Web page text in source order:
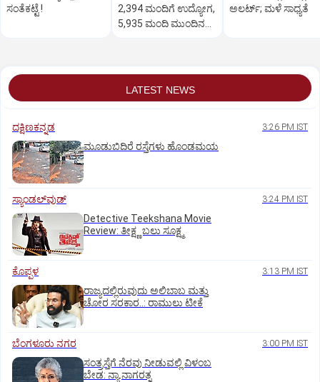
ಸಂತೆಕಟ್ಟೆ !
2,394 ಮಂದಿಗೆ ಉದ್ಯೋಗ,
5,935 ಮಂದಿ ಮುಂದಿನ
ಅಲರ್ಟ್‌; ಮಳೆ ಸಾಧ್ಯತೆ
LATEST NEWS
ದಕ್ಷಿಣಕನ್ನಡ 3:26 PM IST
ಮೂಡುಬಿದಿರೆ ರಸ್ತೆಗಳು ಹೊಂಡಮಯ
ಸ್ಯಾಂಡಲ್‌ವುಡ್‌ 3:24 PM IST
Detective Teekshana Movie
Review: ತೀಕ್ಷ್ಣ ಬಲು ಸೂಕ್ಷ್ಮ
ಕೊಪ್ಪಳ 3:13 PM IST
ರಾಜ್ಯದಲ್ಲಿರುವುದು ಅಲಿಬಾಬ ಮತ್ತು
ಚೋರ ಸರಕಾರ..: ರಾಮುಲು ಟೀಕೆ
ಬೆಂಗಳೂರು ನಗರ 3:00 PM IST
ಸಂತ್ರಸ್ತೆಗೆ ನೆರವು ನೀಡುವಲ್ಲಿ ವಿಳಂಬ
ಬೇಡ: ನ್ಯಾ.ನಾಗರತ್ನ